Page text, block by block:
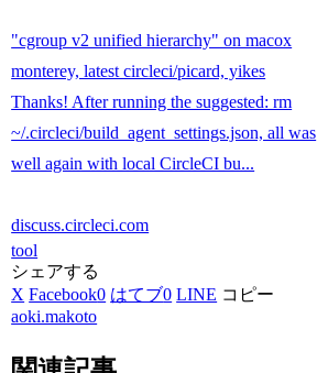
"cgroup v2 unified hierarchy" on macox
monterey, latest circleci/picard, yikes
Thanks! After running the suggested: rm
~/.circleci/build_agent_settings.json, all was
well again with local CircleCI bu...
discuss.circleci.com
tool
シェアする
X Facebook0 はてブ0 LINE コピー
aoki.makoto